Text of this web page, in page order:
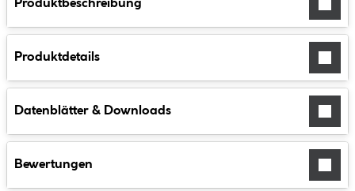
Produktbeschreibung
Produktdetails
Datenblätter & Downloads
Bewertungen